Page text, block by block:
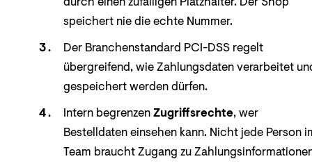
speichert nie die echte Nummer.
Der Branchenstandard PCI-DSS regelt
übergreifend, wie Zahlungsdaten verarbeitet
gespeichert werden dürfen.
Intern begrenzenZugriffsrechte, wer
Bestelldaten einsehen kann. Nicht jede Person
Team braucht Zugang zu